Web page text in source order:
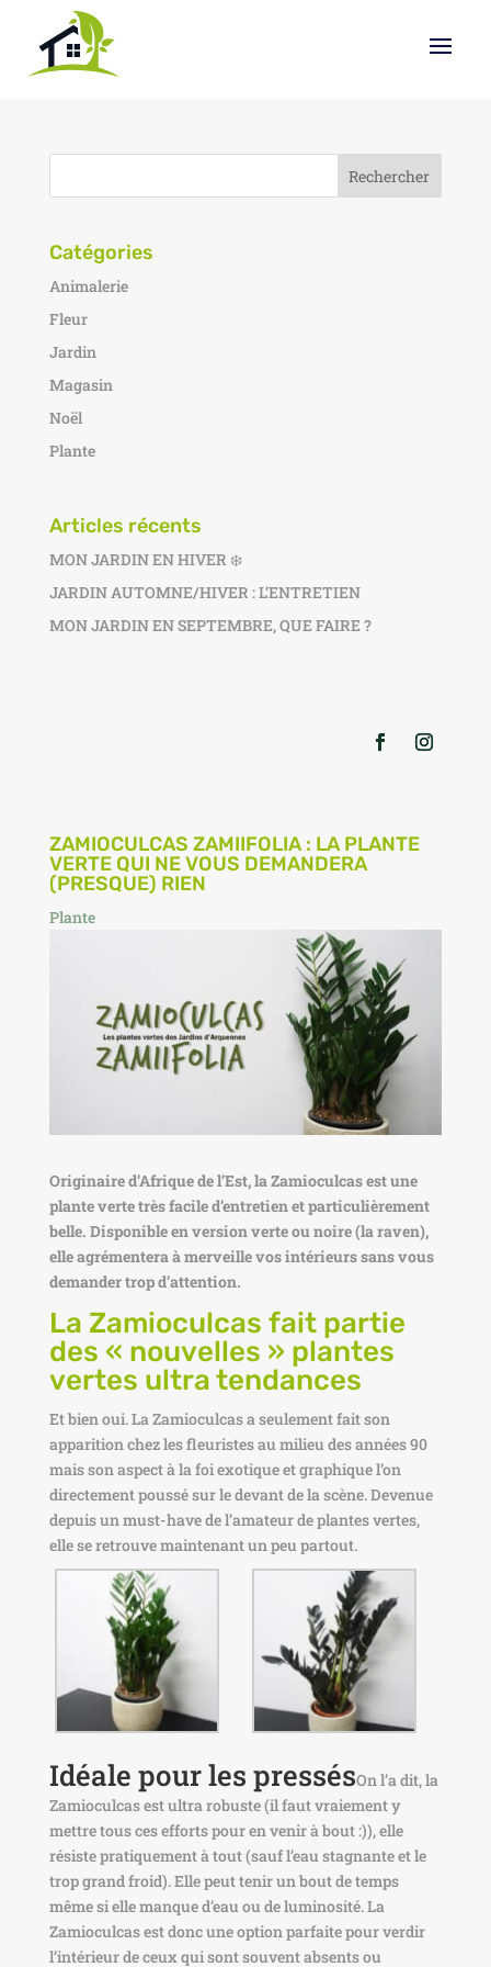
Catégories
Animalerie
Fleur
Jardin
Magasin
Noël
Plante
Articles récents
MON JARDIN EN HIVER ❄️
JARDIN AUTOMNE/HIVER : L’ENTRETIEN
MON JARDIN EN SEPTEMBRE, QUE FAIRE ?
ZAMIOCULCAS ZAMIIFOLIA : LA PLANTE
VERTE QUI NE VOUS DEMANDERA
(PRESQUE) RIEN
Plante
Originaire d’Afrique de l’Est, la Zamioculcas est une
plante verte très facile d’entretien et particulièrement
belle. Disponible en version verte ou noire (la raven),
elle agrémentera à merveille vos intérieurs sans vous
demander trop d’attention.
La Zamioculcas fait partie
des « nouvelles » plantes
vertes ultra tendances
Et bien oui. La Zamioculcas a seulement fait son
apparition chez les fleuristes au milieu des années 90
mais son aspect à la foi exotique et graphique l’on
directement poussé sur le devant de la scène. Devenue
depuis un must-have de l’amateur de plantes vertes,
elle se retrouve maintenant un peu partout.
Idéale pour les pressésOn l’a dit, la
Zamioculcas est ultra robuste (il faut vraiement y
mettre tous ces efforts pour en venir à bout :)), elle
résiste pratiquement à tout (sauf l’eau stagnante et le
trop grand froid). Elle peut tenir un bout de temps
même si elle manque d’eau ou de luminosité. La
Zamioculcas est donc une option parfaite pour verdir
l’intérieur de ceux qui sont souvent absents ou